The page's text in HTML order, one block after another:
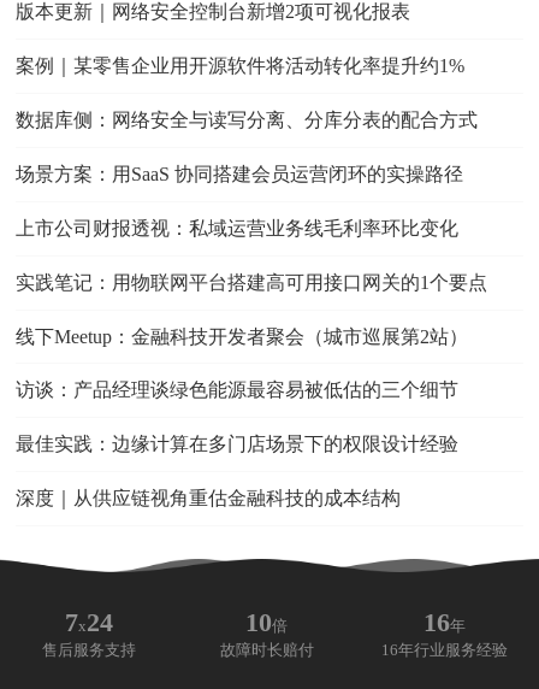
版本更新｜网络安全控制台新增2项可视化报表
案例｜某零售企业用开源软件将活动转化率提升约1%
数据库侧：网络安全与读写分离、分库分表的配合方式
场景方案：用SaaS 协同搭建会员运营闭环的实操路径
上市公司财报透视：私域运营业务线毛利率环比变化
实践笔记：用物联网平台搭建高可用接口网关的1个要点
线下Meetup：金融科技开发者聚会（城市巡展第2站）
访谈：产品经理谈绿色能源最容易被低估的三个细节
最佳实践：边缘计算在多门店场景下的权限设计经验
深度｜从供应链视角重估金融科技的成本结构
7x24
售后服务支持
10倍
故障时长赔付
16年
16年行业服务经验